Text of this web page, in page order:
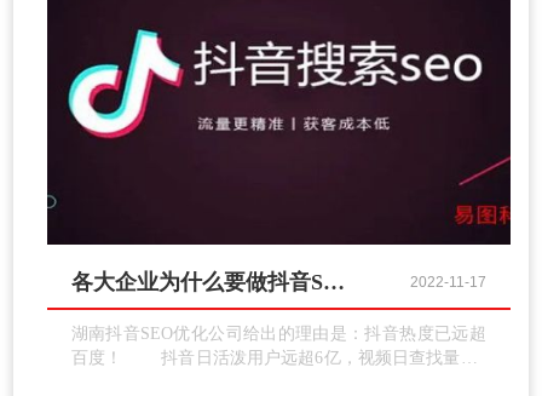
各大企业为什么要做抖音SEO？ 2022-11-17
湖南抖音SEO优化公司给出的理由是：抖音热度已远超
百度！ 抖音日活泼用户远超6亿，视频日查找量超4